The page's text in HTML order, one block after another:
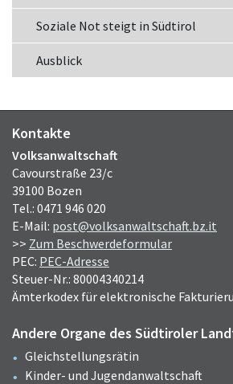
Soziale Not steigt in Südtirol
Ausblick
Kontakte
Volksanwaltschaft
Cavourstraße 23/c
39100 Bozen
Tel.: 0471 946 020
E-Mail: post@volksanwaltschaft.bz.it
>> Zum Beschwerdeformular
PEC: PEC-Adresse
Steuer-Nr.: 80004340214
Ämterkodex für elektronische
Andere Organe des Südtiroler
Gleichstellungsrätin
Kinder- und Jugendanwaltschaft